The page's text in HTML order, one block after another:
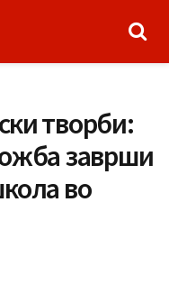
творби:
заврши
во